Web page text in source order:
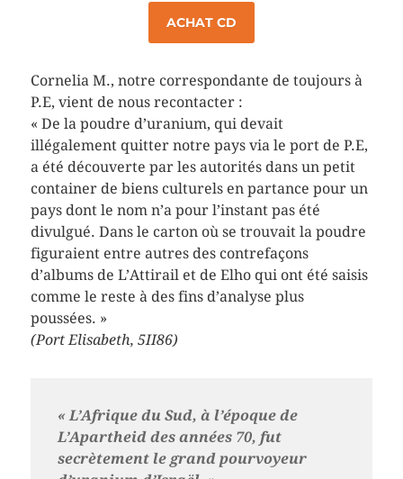
ACHAT CD
Cornelia M., notre correspondante de toujours à
P.E, vient de nous recontacter :
« De la poudre d’uranium, qui devait
illégalement quitter notre pays via le port de P.E,
a été découverte par les autorités dans un petit
container de biens culturels en partance pour un
pays dont le nom n’a pour l’instant pas été
divulgué. Dans le carton où se trouvait la poudre
figuraient entre autres des contrefaçons
d’albums de L’Attirail et de Elho qui ont été saisis
comme le reste à des fins d’analyse plus
poussées. »
(Port Elisabeth, 5II86)
« L’Afrique du Sud, à l’époque de
L’Apartheid des années 70, fut
secrètement le grand pourvoyeur